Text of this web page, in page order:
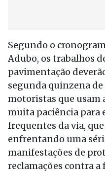
Segundo o
Adubo, os trabalhos
pavimentação
segunda quinzena de
motoristas que usam
muita paciência para
frequentes da via,
enfrentando uma
manifestações de
reclamações contra